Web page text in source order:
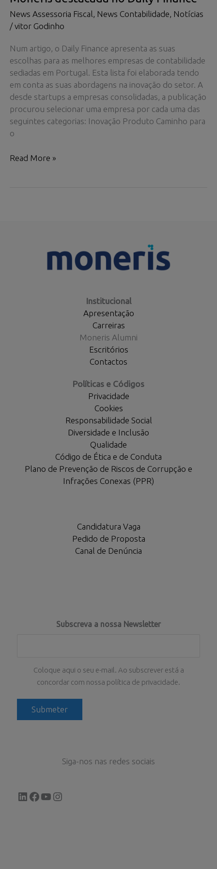
News Assessoria Fiscal, News Contabilidade, Notícias
/vitor Godinho
Num artigo, o Daily Finance apresenta as suas
escolhas para as melhores empresas de contabilidade
sediadas em Portugal. Esta lista foi elaborada tendo
em conta as suas abordagens na inovação do setor. A
desde startups a empresas consolidadas, a publicação
procurou selecionar uma empresa por cada uma das
seguintes categorias: Inovação Produto Caminho para
o
Moneris
Read More »
Institucional
Apresentação
Carreiras
Moneris Alumni
Escritórios
Contactos
Políticas e Códigos
Privacidade
Cookies
Responsabilidade Social
Diversidade e Inclusão
Qualidade
Código de Ética e de Conduta
Plano de Prevenção de Riscos de Corrupção e
Infrações Conexas (PPR)
Candidatura Vaga
Pedido de Proposta
Canal de Denúncia
Subscreva a nossa Newsletter
Coloque aqui o seu e-mail. Ao subscrever está a
concordar com nossa política de privacidade.
Siga-nos nas redes sociais
LinkedIn
Facebook
YouTube
Instagram